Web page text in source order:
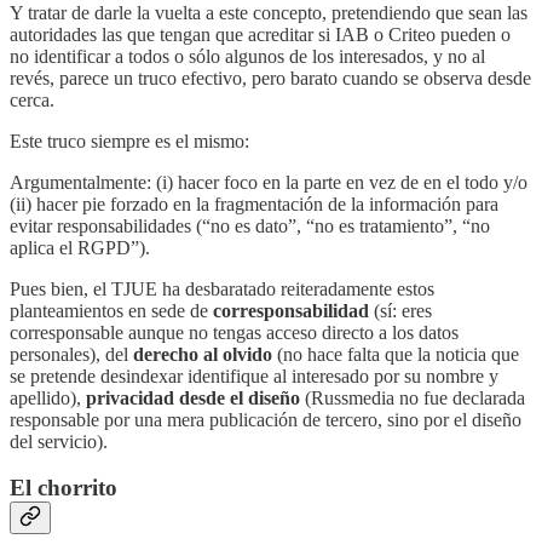
Y tratar de darle la vuelta a este concepto, pretendiendo que sean las
autoridades las que tengan que acreditar si IAB o Criteo pueden o
no identificar a todos o sólo algunos de los interesados, y no al
revés, parece un truco efectivo, pero barato cuando se observa desde
cerca.
Este truco siempre es el mismo:
Argumentalmente: (i) hacer foco en la parte en vez de en el todo y/o
(ii) hacer pie forzado en la fragmentación de la información para
evitar responsabilidades (“no es dato”, “no es tratamiento”, “no
aplica el RGPD”).
Pues bien, el TJUE ha desbaratado reiteradamente estos
planteamientos en sede de corresponsabilidad (sí: eres
corresponsable aunque no tengas acceso directo a los datos
personales), del derecho al olvido (no hace falta que la noticia que
se pretende desindexar identifique al interesado por su nombre y
apellido), privacidad desde el diseño (Russmedia no fue declarada
responsable por una mera publicación de tercero, sino por el diseño
del servicio).
El chorrito